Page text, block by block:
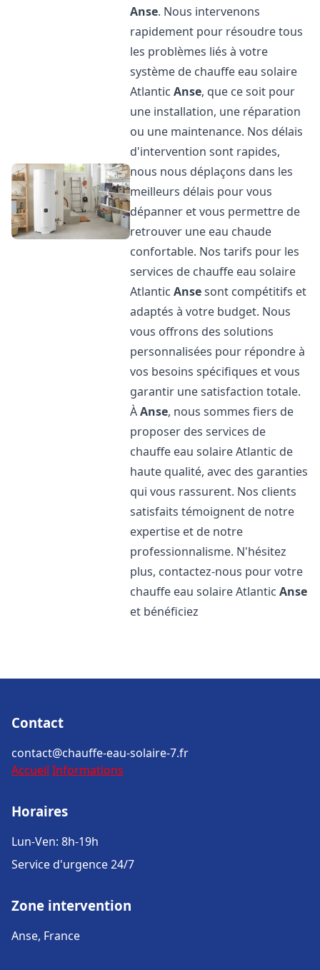
Anse. Nous intervenons
rapidement pour résoudre tous
les problèmes liés à votre
système de chauffe eau solaire
AtlanticAnse, que ce soit pour
une installation, une réparation
ou une maintenance. Nos délais
d'intervention sont rapides,
nous nous déplaçons dans les
meilleurs délais pour vous
dépanner et vous permettre de
retrouver une eau chaude
confortable. Nos tarifs pour les
services de chauffe eau solaire
AtlanticAnsesont compétitifs et
adaptés à votre budget. Nous
vous offrons des solutions
personnalisées pour répondre à
vos besoins spécifiques et vous
garantir une satisfaction totale.
ÀAnse, nous sommes fiers de
proposer des services de
chauffe eau solaire Atlantic de
haute qualité, avec des garanties
qui vous rassurent. Nos clients
satisfaits témoignent de notre
expertise et de notre
professionnalisme. N'hésitez
plus, contactez-nous pour votre
chauffe eau solaire AtlanticAnse
et bénéficiez
Contact
contact@chauffe-eau-solaire-7.fr
Accueil Informations
Horaires
Lun-Ven: 8h-19h
Service d'urgence 24/7
Zone intervention
Anse, France